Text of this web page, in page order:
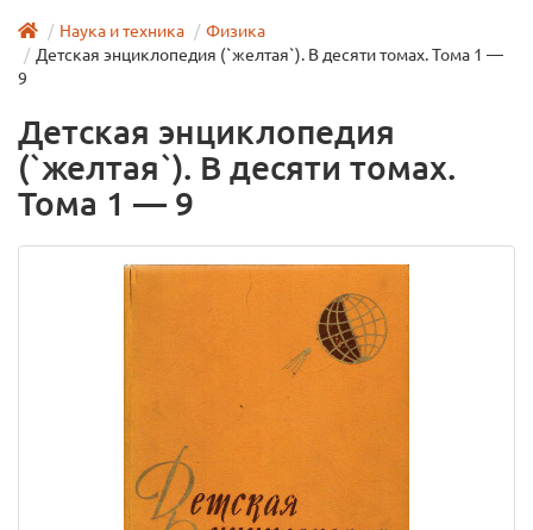
Наука и техника
Физика
Детская энциклопедия (`желтая`). В десяти томах. Тома 1 —
9
Детская энциклопедия
(`желтая`). В десяти томах.
Тома 1 — 9